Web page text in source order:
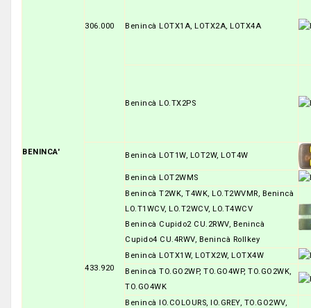
BENINCA'
306.000 Benincà LOTX1A, LOTX2A, LOTX4A
Benincà LO.TX2PS
433.920
Benincà LOT1W, LOT2W, LOT4W
Benincà LOT2WMS
Benincà T2WK, T4WK, LO.T2WVMR, Benincà
LO.T1WCV, LO.T2WCV, LO.T4WCV
Benincà Cupido2 CU.2RWV, Benincà
Cupido4 CU.4RWV, Benincà Rollkey
Benincà LOTX1W, LOTX2W, LOTX4W
Benincà TO.GO2WP, TO.GO4WP, TO.GO2WK,
TO.GO4WK
Benincà IO.COLOURS, IO.GREY, TO.GO2WV,